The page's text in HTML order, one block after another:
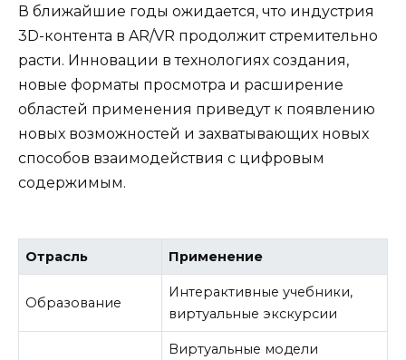
В ближайшие годы ожидается, что индустрия
3D-контента в AR/VR продолжит стремительно
расти. Инновации в технологиях создания,
новые форматы просмотра и расширение
областей применения приведут к появлению
новых возможностей и захватывающих новых
способов взаимодействия с цифровым
содержимым.
Отрасль Применение
Образование
Интерактивные учебники,
виртуальные экскурсии
Виртуальные модели